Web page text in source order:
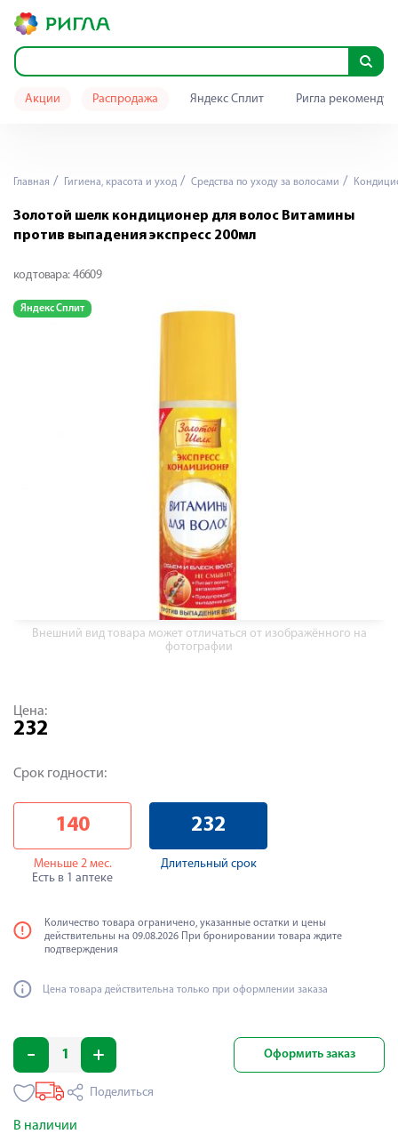
Акции Распродажа Яндекс Сплит Ригла
Главная Гигиена, красота и уход Средства по уходу за волосами
Золотой шелк кондиционер для волос Витамины
против выпадения экспресс 200мл
код товара: 46609
Яндекс Сплит
Внешний вид товара может отличаться от изображённого на
фотографии
Цена:
232
Срок годности:
140
Меньше 2 мес.
Есть в 1 аптеке
232
Длительный срок
Количество товара ограничено, указанные остатки и цены
действительны на 09.08.2026 При бронировании товара ждите
подтверждения
Цена товара действительна только при оформлении заказа
Оформить заказ
Поделиться
В наличии